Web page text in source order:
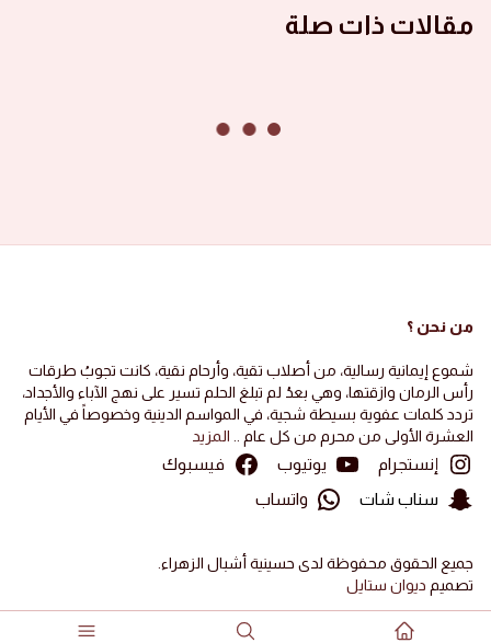
مقالات ذات صلة
A
Ali Khalaf
·
2024-11-22
الجيل الفاطمي 1446 هجرية
تفضيل
الصور ١٤٤٦ هجرية صور الأشبال